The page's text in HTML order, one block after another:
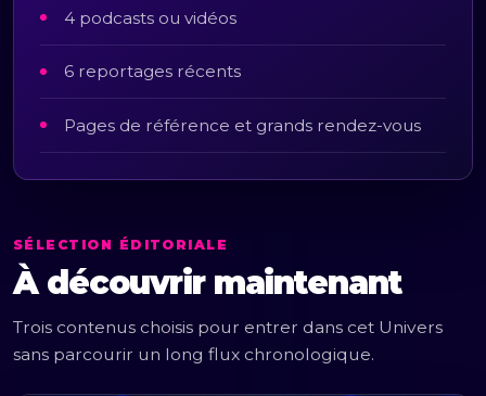
4 podcasts ou vidéos
6 reportages récents
Pages de référence et grands rendez-vous
SÉLECTION ÉDITORIALE
À découvrir maintenant
Trois contenus choisis pour entrer dans cet Univers
sans parcourir un long flux chronologique.